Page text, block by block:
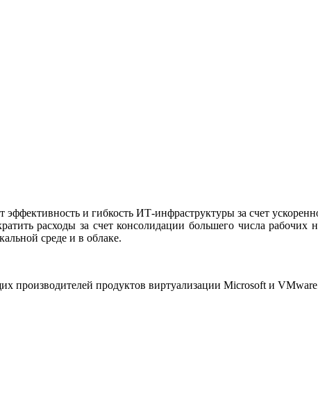
и гибкость ИТ-инфраструктуры за счет
расходы за счет консолидации большего числа
среде и в облаке.
производителей продуктов виртуализации Microsoft и